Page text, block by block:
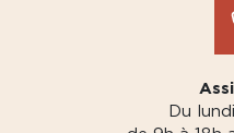
Du